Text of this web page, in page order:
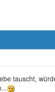
tauscht,